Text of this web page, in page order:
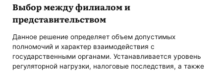
Выбор между филиалом и
представительством
Данное решение определяет объем допустимых
полномочий и характер взаимодействия с
государственными органами. Устанавливается уровень
регуляторной нагрузки, налоговые последствия, а также